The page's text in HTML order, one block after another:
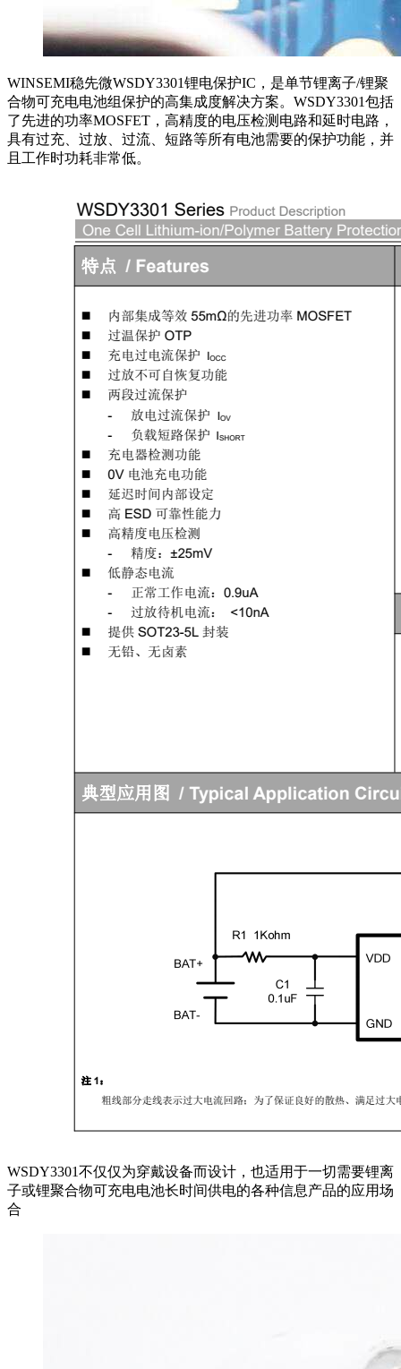
WINSEMI稳先微WSDY3301锂电保护IC，是单节锂离子/锂聚
合物可充电电池组保护的高集成度解决方案。WSDY3301包括
了先进的功率MOSFET，高精度的电压检测电路和延时电路，
具有过充、过放、过流、短路等所有电池需要的保护功能，并
且工作时功耗非常低。
WSDY3301不仅仅为穿戴设备而设计，也适用于一切需要锂离
子或锂聚合物可充电电池长时间供电的各种信息产品的应用场
合